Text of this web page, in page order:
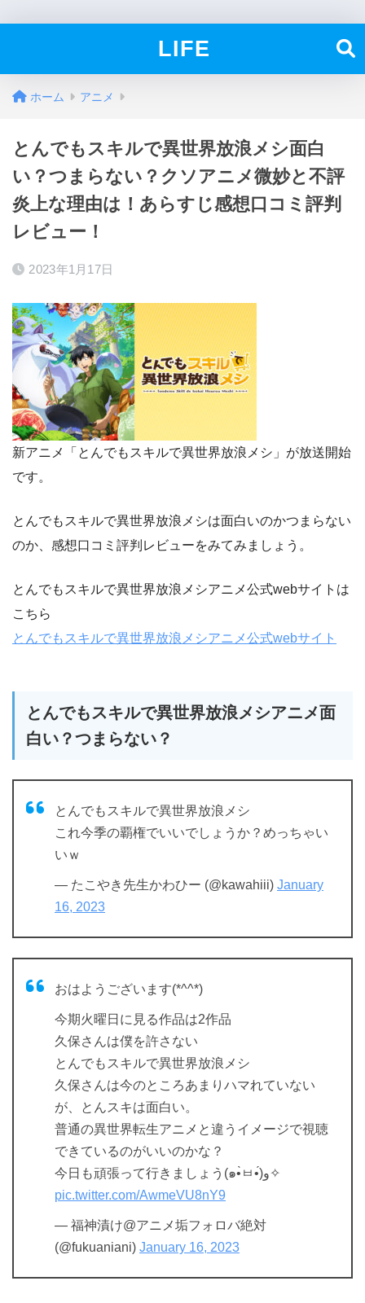
LIFE
ホーム アニメ
とんでもスキルで異世界放浪メシ面白
い？つまらない？クソアニメ微妙と不評
炎上な理由は！あらすじ感想口コミ評判
レビュー！
2023年1月17日
新アニメ「とんでもスキルで異世界放浪メシ」が放送開始
です。
とんでもスキルで異世界放浪メシは面白いのかつまらない
のか、感想口コミ評判レビューをみてみましょう。
とんでもスキルで異世界放浪メシアニメ公式webサイトは
こちら
とんでもスキルで異世界放浪メシアニメ公式webサイト
とんでもスキルで異世界放浪メシアニメ面
白い？つまらない？
とんでもスキルで異世界放浪メシ
これ今季の覇権でいいでしょうか？めっちゃい
いｗ
— たこやき先生かわひー (@kawahiii) January
16, 2023
おはようございます(*^^*)
今期火曜日に見る作品は2作品
久保さんは僕を許さない
とんでもスキルで異世界放浪メシ
久保さんは今のところあまりハマれていない
が、とんスキは面白い。
普通の異世界転生アニメと違うイメージで視聴
できているのがいいのかな？
今日も頑張って行きましょう(๑•̀ㅂ•́)و✧
pic.twitter.com/AwmeVU8nY9
— 福神漬け@アニメ垢フォロバ絶対
(@fukuaniani) January 16, 2023